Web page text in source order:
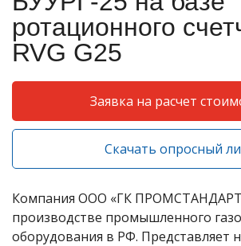
ротационного
RVG G25
Заявка на расчет
Скачать опросный
Компания ООО «ГК
производстве промышленного
оборудования в РФ. Представляет